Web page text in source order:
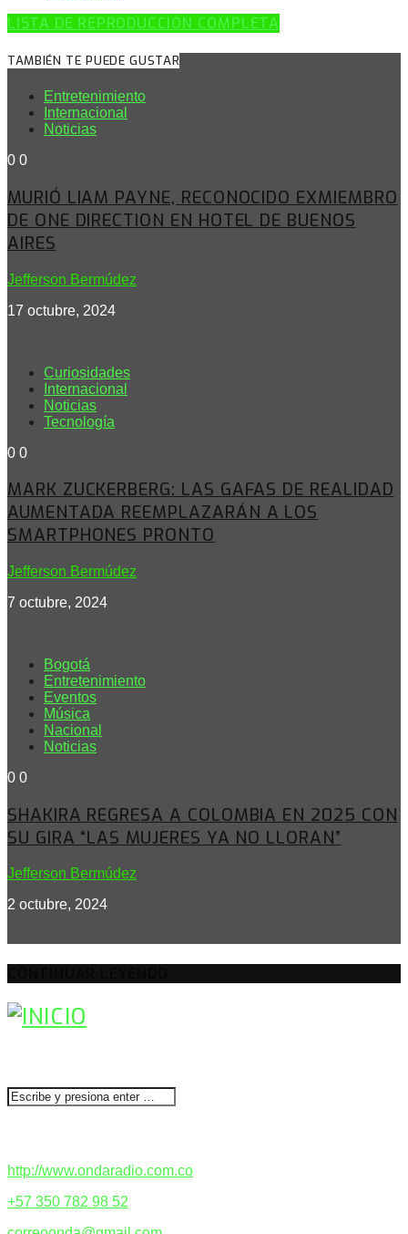
LISTA DE REPRODUCCIÓN COMPLETA
TAMBIÉN TE PUEDE GUSTAR
Entretenimiento
Internacional
Noticias
0 0
MURIÓ LIAM PAYNE, RECONOCIDO EXMIEMBRO
DE ONE DIRECTION EN HOTEL DE BUENOS
AIRES
Jefferson Bermúdez
17 octubre, 2024
Curiosidades
Internacional
Noticias
Tecnología
0 0
MARK ZUCKERBERG: LAS GAFAS DE REALIDAD
AUMENTADA REEMPLAZARÁN A LOS
SMARTPHONES PRONTO
Jefferson Bermúdez
7 octubre, 2024
Bogotá
Entretenimiento
Eventos
Música
Nacional
Noticias
0 0
SHAKIRA REGRESA A COLOMBIA EN 2025 CON
SU GIRA “LAS MUJERES YA NO LLORAN”
Jefferson Bermúdez
2 octubre, 2024
http://www.ondaradio.com.co
+57 350 782 98 52